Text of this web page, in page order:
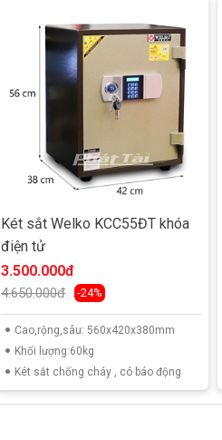
Két sắt Welko KCC55ĐT khóa
điện tử
3.500.000đ
4.650.000đ -24%
Cao,rộng,sâu: 560x420x380mm
Khối lượng:60kg
Két sắt chống cháy , có báo động